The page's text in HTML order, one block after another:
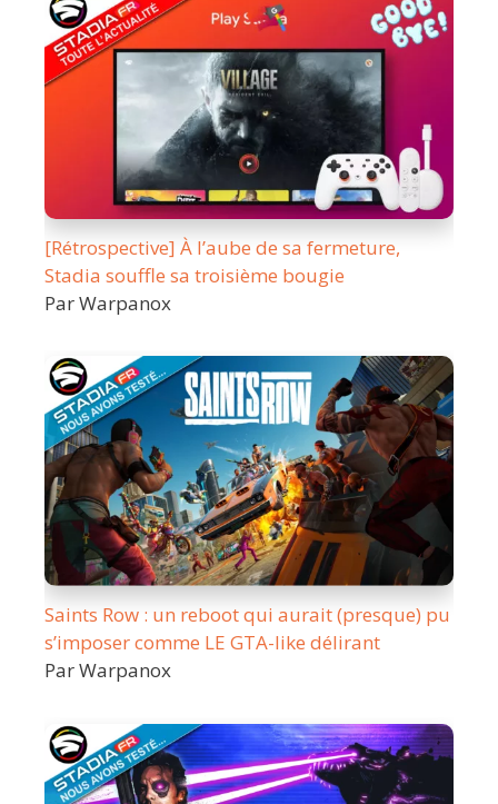
[Rétrospective] À l’aube de sa fermeture,
Stadia souffle sa troisième bougie
Par Warpanox
Saints Row : un reboot qui aurait (presque) pu
s’imposer comme LE GTA-like délirant
Par Warpanox